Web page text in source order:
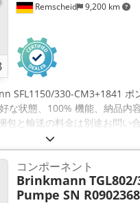
Remscheid 9,200 km
SFL1150/330-CM3+1841 ポ
な状態、100% 機能、納品内
包と輸送の料金は別途お問
コンポーネント
Brinkmann
Pumpe SN